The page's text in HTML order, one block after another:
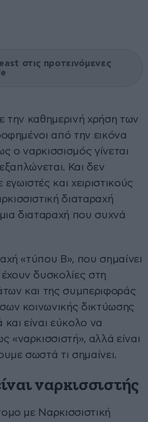
στις προτεινόμενες
την καθημερινή χρήση των
από την εικόνα
ο ναρκισσισμός γίνεται
Και δεν
και χειριστικούς
διαταραχή
διαταραχή που συχνά
«τύπου Β», που σημαίνει
δυσκολίες στη
και της συμπεριφοράς
κοινωνικής δικτύωσης
είναι εύκολο να
«ναρκισσιστή», αλλά είναι
σωστά τι σημαίνει.
ναρκισσιστής
με Ναρκισσιστική